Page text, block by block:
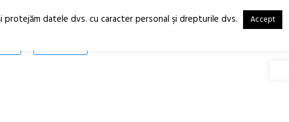
RO
EN
datele dvs. cu caracter personal şi drepturile dvs. Accept